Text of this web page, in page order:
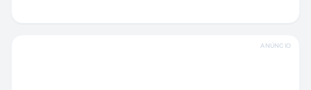
ANÚNCIO